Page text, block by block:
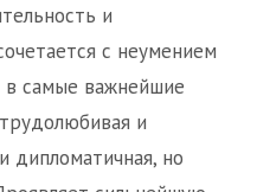
и
с неумением
в самые важнейшие
и
дипломатичная, но